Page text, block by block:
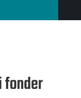
fonder